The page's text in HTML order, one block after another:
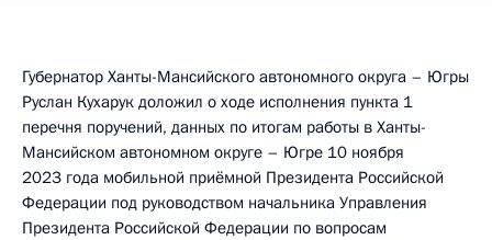
Губернатор Ханты-Мансийского автономного округа – Югры
Руслан Кухарук доложил о ходе исполнения пункта 1
перечня поручений, данных по итогам работы в Ханты-
Мансийском автономном округе – Югре 10 ноября
2023 года мобильной приёмной Президента Российской
Федерации под руководством начальника Управления
Президента Российской Федерации по вопросам